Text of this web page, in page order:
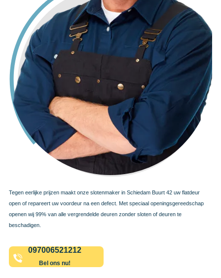
Tegen eerlijke prijzen maakt onze slotenmaker in Schiedam Buurt 42 uw flatdeur
open of repareert uw voordeur na een defect. Met speciaal openingsgereedschap
openen wij 99% van alle vergrendelde deuren zonder sloten of deuren te
beschadigen.
097006521212
Bel ons nu!